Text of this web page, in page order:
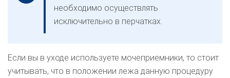
необходимо осуществлять
исключительно в перчатках.
Если вы в уходе используете мочеприемники, то стоит
учитывать, что в положении лежа данную процедуру